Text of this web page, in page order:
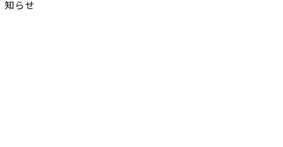
知らせ